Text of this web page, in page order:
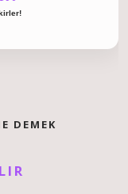
DEMEK